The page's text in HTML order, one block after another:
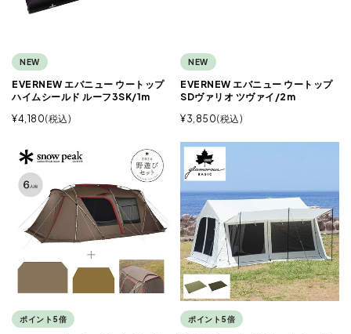
NEW
EVERNEW エバニュー ウートップ
ハイムシールド ルーフ3SK/1m
¥4,180 税込
NEW
EVERNEW エバニュー ウートップ
SDヴァリオ ツヴァイ/2m
¥3,850 税込
ポイント5倍 ポイント5倍